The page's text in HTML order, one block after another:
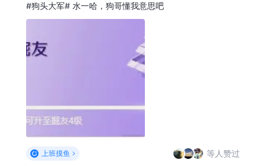
#狗头大军# 水一哈，狗哥懂我意思吧
上班摸鱼 等人赞过